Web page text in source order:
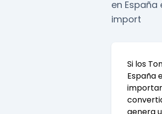
en
import
Si los
España